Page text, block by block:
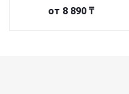
от 8 890 ₸